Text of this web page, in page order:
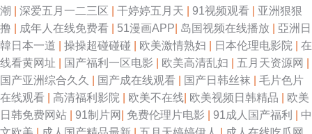
潮
深爱五月一二三区 干婷婷五月天 91视频观看
亚洲狠狠
撸
成年人在线免费看 51漫画APP 岛国视频在线播放
亞洲日
韓日本一道
操操超碰碰碰 欧美激情熟妇 日本伦理电影院
在
线看黄网址
国产福利一区电影 欧美高清乱妇 五月天资源网
国产亚洲综合久久
国产成在线观看 国产日韩丝袜
毛片色片
在线观看
高清福利影院 欧美不在线 欧美视频日韩精品
欧美
日韩免费网站
91制片网 免费伦理片电影 91成人国产福利
中